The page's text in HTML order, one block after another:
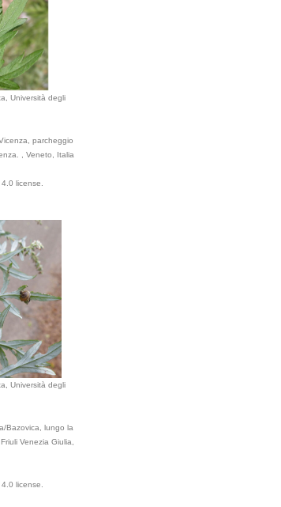
Università degli
parcheggio
, Veneto, Italia
license.
Università degli
Bazovica, lungo la
Venezia Giulia,
license.